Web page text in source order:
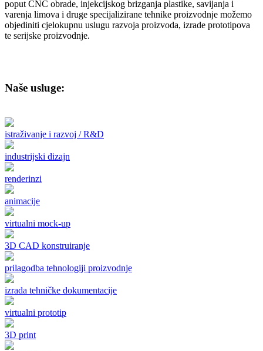
poput CNC obrade, injekcijskog brizganja plastike, savijanja i
varenja limova i druge specijalizirane tehnike proizvodnje možemo
objediniti cjelokupnu uslugu razvoja proizvoda, izrade prototipova
te serijske proizvodnje.
Naše usluge:
istraživanje i razvoj / R&D
industrijski dizajn
renderinzi
animacije
virtualni mock-up
3D CAD konstruiranje
prilagodba tehnologiji proizvodnje
izrada tehničke dokumentacije
virtualni prototip
3D print